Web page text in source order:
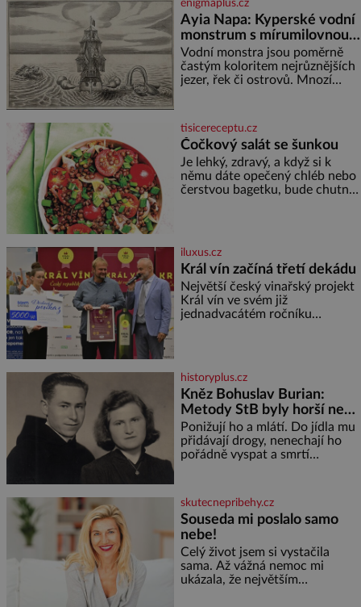
enigmaplus.cz
Ayia Napa: Kyperské vodní
monstrum s mírumilovnou
povahou
Vodní monstra jsou poměrně
častým koloritem nejrůznějších
jezer, řek či ostrovů. Mnozí
přitáhnout k němu pozornost
záhadám nakloněných turi
tisicereceptu.cz
Čočkový salát se šunkou
Je lehký, zdravý, a když si k
němu dáte opečený chléb nebo
čerstvou bagetku, bude chutnat
cibule 2 lžíce
iluxus.cz
Král vín začíná třetí dekádu
Největší český vinařský projekt
Král vín ve svém již
jednadvacátém ročníku
historyplus.cz
Kněz Bohuslav Burian:
Metody StB byly horší než
gestapácké trýznění
Ponižují ho a mlátí. Do jídla mu
přidávají drogy, nenechají ho
pořádně vyspat a smrtí
estébákům podepíše všechno,
co po něm chtějí. Svým
podpisem jim potvrdí také to, že
na něj během výslechů nikdo
nevyvíjel fyzický ani psychický
nátlak. Syn brněnského řezníka
chce být knězem a
skutecnepribehy.cz
Souseda mi poslalo samo
nebe!
Celý život jsem si vystačila
sama. Až vážná nemoc mi
ukázala, že největším